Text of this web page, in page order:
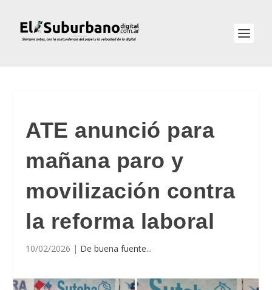
ATE anunció para
mañana paro y
movilización contra
la reforma laboral
10/02/2026 | De buena fuente...